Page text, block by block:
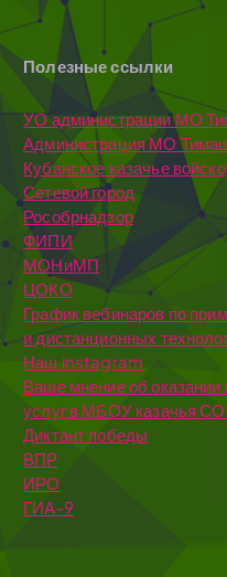
Полезные ссылки
УО администрации МО
Администрация МО
Кубанское казачье войско
Сетевой город
Рособрнадзор
ФИПИ
МОНиМП
ЦОКО
График вебинаров по
и дистанционных
Наш instagram
Ваше мнение об
услуг в МБОУ казачья
Диктант победы
ВПР
ИРО
ГИА-9